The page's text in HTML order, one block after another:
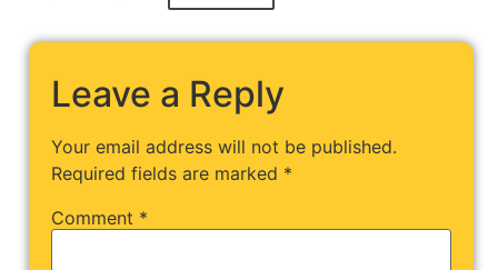
Leave a Reply
Your email address will not be published.
Required fields are marked *
Comment *